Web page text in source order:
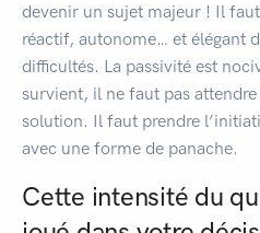
devenir un sujet majeur ! Il
réactif, autonome… et élégant
difficultés. La passivité est
survient, il ne faut pas
solution. Il faut prendre
avec une forme de panache.
Cette intensité du